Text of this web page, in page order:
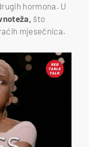
hormona. U
što
mjesečnica.